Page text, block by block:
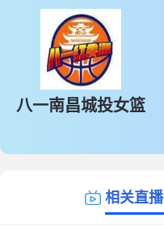
八一南昌城投女篮
相关直播